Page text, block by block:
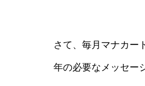
さて、毎月マナカー
年の必要なメッセー